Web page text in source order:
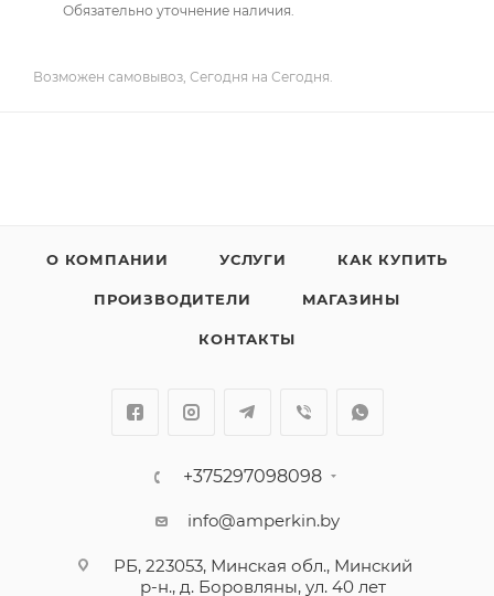
Обязательно уточнение наличия.
Возможен самовывоз, Сегодня на Сегодня.
О КОМПАНИИ УСЛУГИ КАК КУПИТЬ
ПРОИЗВОДИТЕЛИ МАГАЗИНЫ
КОНТАКТЫ
+375297098098
info@amperkin.by
РБ, 223053, Минская обл., Минский
р-н., д. Боровляны, ул. 40 лет